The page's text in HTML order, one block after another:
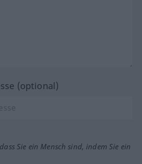
(optional)
Sie ein Mensch sind, indem Sie ein